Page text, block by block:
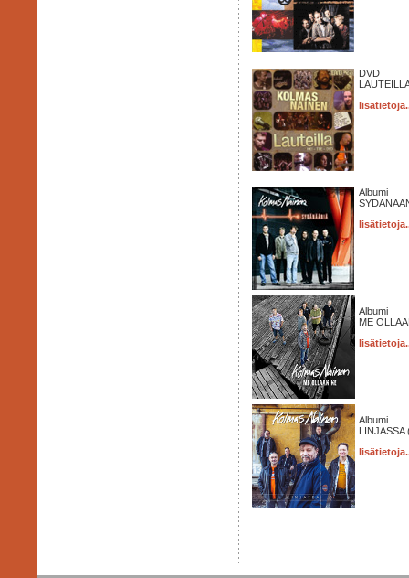
DVD
Albumi
Albumi
ME
Albumi
LINJASSA